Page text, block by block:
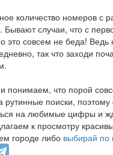
количество номеров с
случаи, что с
это совсем не беда! Ведь
так что заходи
понимаем, что порой
поиски, поэтому
на любимые цифры и
к просмотру
городе либо выбирай по